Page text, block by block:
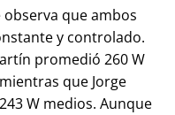
observa que ambos
y controlado.
promedió 260 W
que Jorge
W medios. Aunque